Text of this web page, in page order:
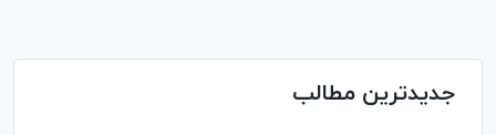
جدیدترین مطالب